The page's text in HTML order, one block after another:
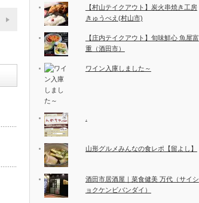
【村山テイクアウト】炭火串焼き工房
きゅうべえ(村山市)
【庄内テイクアウト】旬味鮮心 魚屋富
重（酒田市）
ワイン入庫しました～
山形グルメみんなの食レポ【留よし】
酒田市居酒屋｜菜食健美 万代（サイシ
ョクケンビバンダイ）